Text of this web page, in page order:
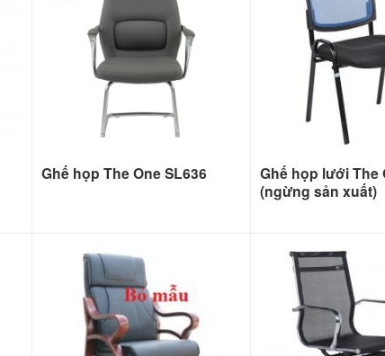
Ghế họp The One SL636
Ghế họp lưới The
(ngừng sản xuất)